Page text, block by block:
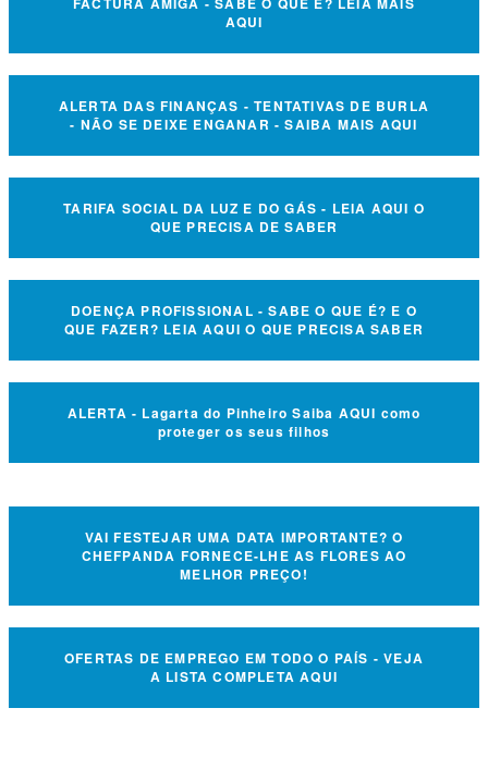
AQUI
ALERTA DAS FINANÇAS - TENTATIVAS DE BURLA
- NÃO SE DEIXE ENGANAR - SAIBA MAIS AQUI
TARIFA SOCIAL DA LUZ E DO GÁS - LEIA AQUI O
QUE PRECISA DE SABER
DOENÇA PROFISSIONAL - SABE O QUE É? E O
QUE FAZER? LEIA AQUI O QUE PRECISA SABER
ALERTA - Lagarta do Pinheiro Saiba AQUI como
proteger os seus filhos
VAI FESTEJAR UMA DATA IMPORTANTE? O
CHEFPANDA FORNECE-LHE AS FLORES AO
MELHOR PREÇO!
OFERTAS DE EMPREGO EM TODO O PAÍS - VEJA
A LISTA COMPLETA AQUI